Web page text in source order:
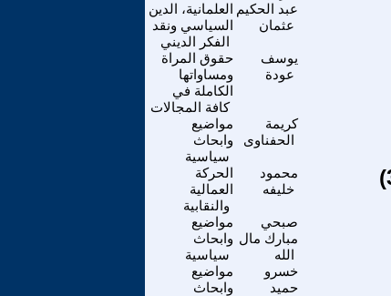
العلمانية، الدين
السياسي ونقد
الفكر الديني
عبد الحكيم
عثمان
حقوق المراة
ومساواتها
الكاملة في
كافة المجالات
يوسف
عودة
مواضيع
وابحاث
سياسية
كريمة
الحفناوى
الحركة
العمالية
والنقابية
محمود
خليفه
مواضيع
وابحاث
سياسية
صبحي
مبارك مال
الله
مواضيع
وابحاث
خسرو
حميد